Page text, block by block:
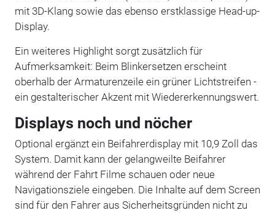
mit 3D-Klang sowie das ebenso erstklassige Head-up-
Display.
Ein weiteres Highlight sorgt zusätzlich für
Aufmerksamkeit: Beim Blinkersetzen erscheint
oberhalb der Armaturenzeile ein grüner Lichtstreifen -
ein gestalterischer Akzent mit Wiedererkennungswert.
Displays noch und nöcher
Optional ergänzt ein Beifahrerdisplay mit 10,9 Zoll das
System. Damit kann der gelangweilte Beifahrer
während der Fahrt Filme schauen oder neue
Navigationsziele eingeben. Die Inhalte auf dem Screen
sind für den Fahrer aus Sicherheitsgründen nicht zu